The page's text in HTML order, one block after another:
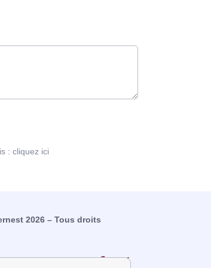
: cliquez ici
2026 – Tous droits